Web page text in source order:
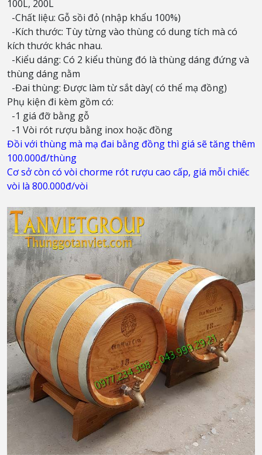
100L, 200L
-Chất liệu: Gỗ sồi đỏ (nhập khẩu 100%)
-Kích thước: Tùy từng vào thùng có dung tích mà có
kích thước khác nhau.
-Kiểu dáng: Có 2 kiểu thùng đó là thùng dáng đứng và
thùng dáng nằm
-Đai thùng: Được làm từ sắt dày( có thể mạ đồng)
Phụ kiện đi kèm gồm có:
-1 giá đỡ bằng gỗ
-1 Vòi rót rượu bằng inox hoặc đồng
Đồi với thùng mà mạ đai bằng đồng thì giá sẽ tăng thêm
100.000đ/thùng
Cơ sở còn có vòi chorme rót rượu cao cấp, giá mỗi chiếc
vòi là 800.000đ/vòi